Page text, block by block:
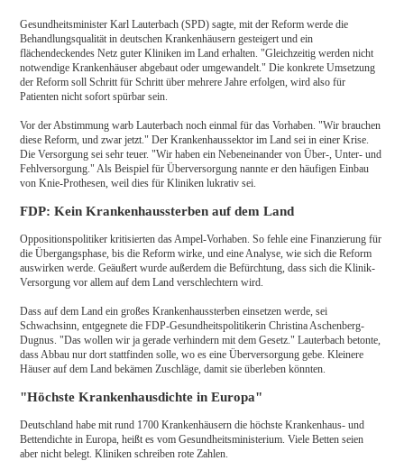
Gesundheitsminister Karl Lauterbach (SPD) sagte, mit der Reform werde die
Behandlungsqualität in deutschen Krankenhäusern gesteigert und ein
flächendeckendes Netz guter Kliniken im Land erhalten. "Gleichzeitig werden nicht
notwendige Krankenhäuser abgebaut oder umgewandelt." Die konkrete Umsetzung
der Reform soll Schritt für Schritt über mehrere Jahre erfolgen, wird also für
Patienten nicht sofort spürbar sein.
Vor der Abstimmung warb Lauterbach noch einmal für das Vorhaben. "Wir brauchen
diese Reform, und zwar jetzt." Der Krankenhaussektor im Land sei in einer Krise.
Die Versorgung sei sehr teuer. "Wir haben ein Nebeneinander von Über-, Unter- und
Fehlversorgung." Als Beispiel für Überversorgung nannte er den häufigen Einbau
von Knie-Prothesen, weil dies für Kliniken lukrativ sei.
FDP: Kein Krankenhaussterben auf dem Land
Oppositionspolitiker kritisierten das Ampel-Vorhaben. So fehle eine Finanzierung für
die Übergangsphase, bis die Reform wirke, und eine Analyse, wie sich die Reform
auswirken werde. Geäußert wurde außerdem die Befürchtung, dass sich die Klinik-
Versorgung vor allem auf dem Land verschlechtern wird.
Dass auf dem Land ein großes Krankenhaussterben einsetzen werde, sei
Schwachsinn, entgegnete die FDP-Gesundheitspolitikerin Christina Aschenberg-
Dugnus. "Das wollen wir ja gerade verhindern mit dem Gesetz." Lauterbach betonte,
dass Abbau nur dort stattfinden solle, wo es eine Überversorgung gebe. Kleinere
Häuser auf dem Land bekämen Zuschläge, damit sie überleben könnten.
"Höchste Krankenhausdichte in Europa"
Deutschland habe mit rund 1700 Krankenhäusern die höchste Krankenhaus- und
Bettendichte in Europa, heißt es vom Gesundheitsministerium. Viele Betten seien
aber nicht belegt. Kliniken schreiben rote Zahlen.